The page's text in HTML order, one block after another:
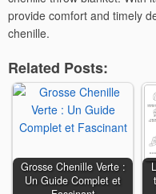
provide comfort and timely
chenille.
Related Posts:
Grosse Chenille Verte :
Un Guide Complet et